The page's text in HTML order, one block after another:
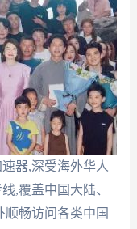
器,深受海外华人
,覆盖中国大陆、
畅访问各类中国